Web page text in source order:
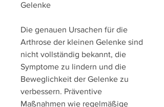
Gelenke
Die genauen Ursachen für die
Arthrose der kleinen Gelenke sind
nicht vollständig bekannt, die
Symptome zu lindern und die
Beweglichkeit der Gelenke zu
verbessern. Präventive
Maßnahmen wie regelmäßige